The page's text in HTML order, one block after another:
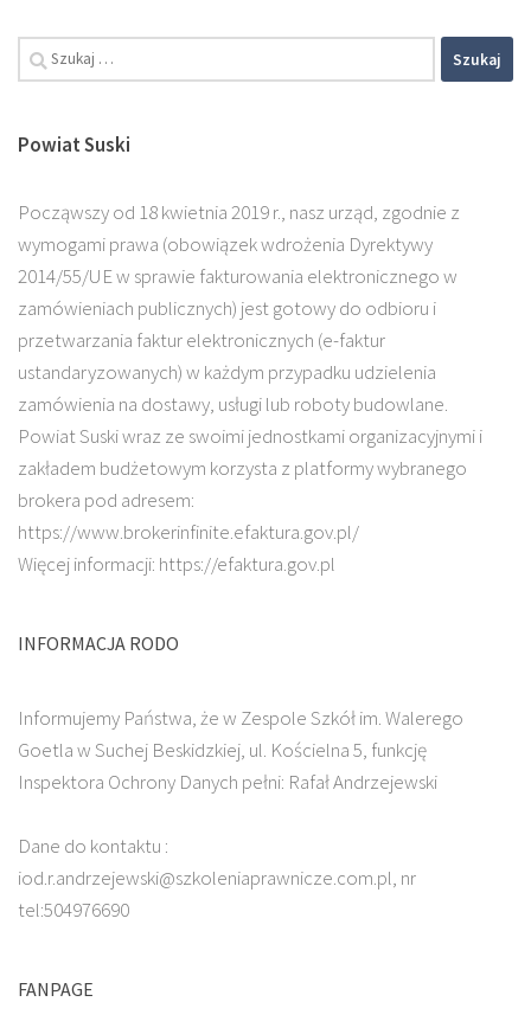
Powiat Suski
Począwszy od 18 kwietnia 2019 r., nasz urząd, zgodnie z
wymogami prawa (obowiązek wdrożenia Dyrektywy
2014/55/UE w sprawie fakturowania elektronicznego w
zamówieniach publicznych) jest gotowy do odbioru i
przetwarzania faktur elektronicznych (e-faktur
ustandaryzowanych) w każdym przypadku udzielenia
zamówienia na dostawy, usługi lub roboty budowlane.
Powiat Suski wraz ze swoimi jednostkami organizacyjnymi i
zakładem budżetowym korzysta z platformy wybranego
brokera pod adresem:
https://www.brokerinfinite.efaktura.gov.pl/
Więcej informacji: https://efaktura.gov.pl
INFORMACJA RODO
Informujemy Państwa, że w Zespole Szkół im. Walerego
Goetla w Suchej Beskidzkiej, ul. Kościelna 5, funkcję
Inspektora Ochrony Danych pełni: Rafał Andrzejewski
Dane do kontaktu :
iod.r.andrzejewski@szkoleniaprawnicze.com.pl, nr
tel:504976690
FANPAGE